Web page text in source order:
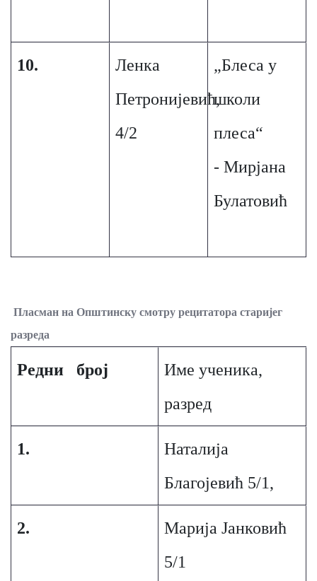
10.
Ленка
Петронијевић,
4/2
„Блеса у
школи
плеса“
- Мирјана
Булатовић
Пласман на Општинску смотру рецитатора старијег
разреда
Редни број
Име ученика,
разред
1.
Наталија
Благојевић 5/1,
2.
Марија Јанковић
5/1